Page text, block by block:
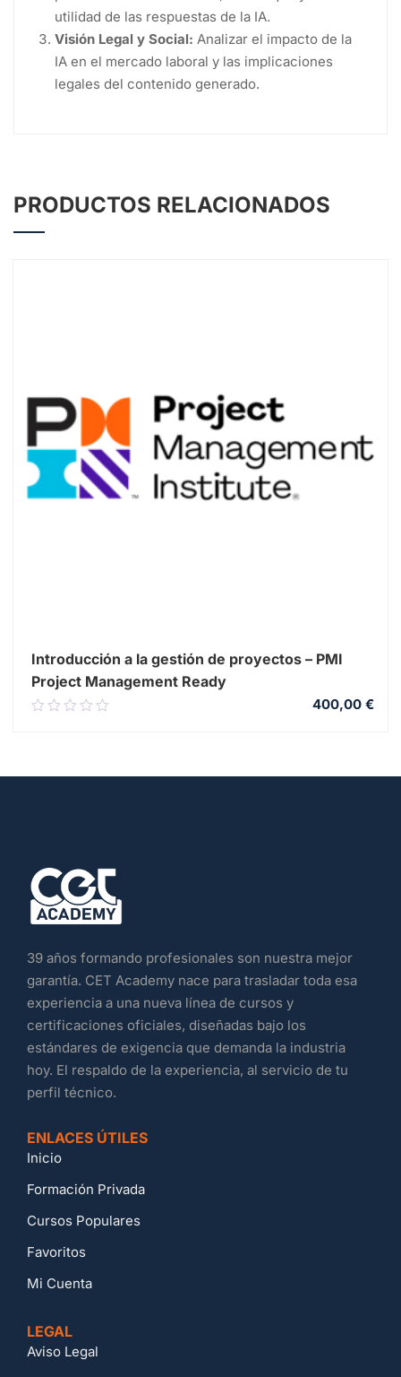
utilidad de las respuestas de la IA.
Visión Legal y Social: Analizar el impacto de la
IA en el mercado laboral y las implicaciones
legales del contenido generado.
PRODUCTOS RELACIONADOS
Introducción a la gestión de proyectos – PMI
Project Management Ready
0.00
5
400,00 €
39 años formando profesionales son nuestra mejor
garantía. CET Academy nace para trasladar toda esa
experiencia a una nueva línea de cursos y
certificaciones oficiales, diseñadas bajo los
estándares de exigencia que demanda la industria
hoy. El respaldo de la experiencia, al servicio de tu
perfil técnico.
ENLACES ÚTILES
Inicio
Formación Privada
Cursos Populares
Favoritos
Mi Cuenta
LEGAL
Aviso Legal